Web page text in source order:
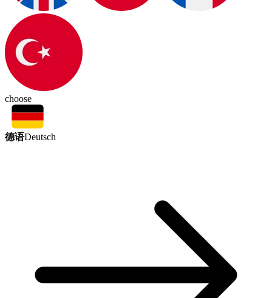
choose
德语Deutsch